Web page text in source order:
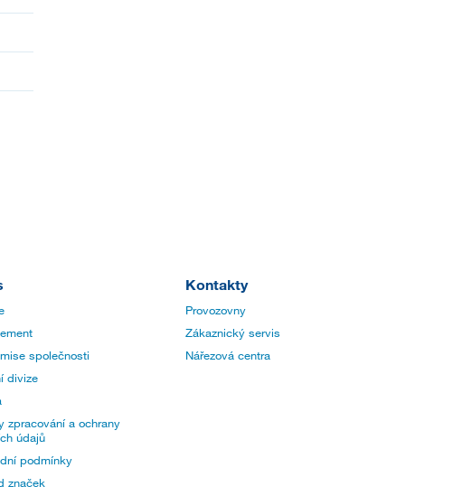
společnosti
divize
zpracování a ochrany
údajů
podmínky
značek
Kontakty
Provozovny
Zákaznický servis
Nářezová centra